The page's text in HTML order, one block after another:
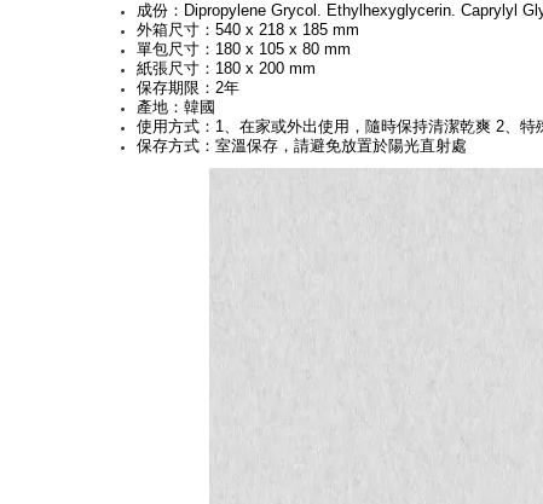
成份：Dipropylene Grycol. Ethylhexyglycerin. Caprylyl
外箱尺寸：540 x 218 x 185 mm
單包尺寸：180 x 105 x 80 mm
紙張尺寸：180 x 200 mm
保存期限：2年
產地：韓國
使用方式：1、在家或外出使用，隨時保持清潔乾爽 2、
保存方式：室溫保存，請避免放置於陽光直射處